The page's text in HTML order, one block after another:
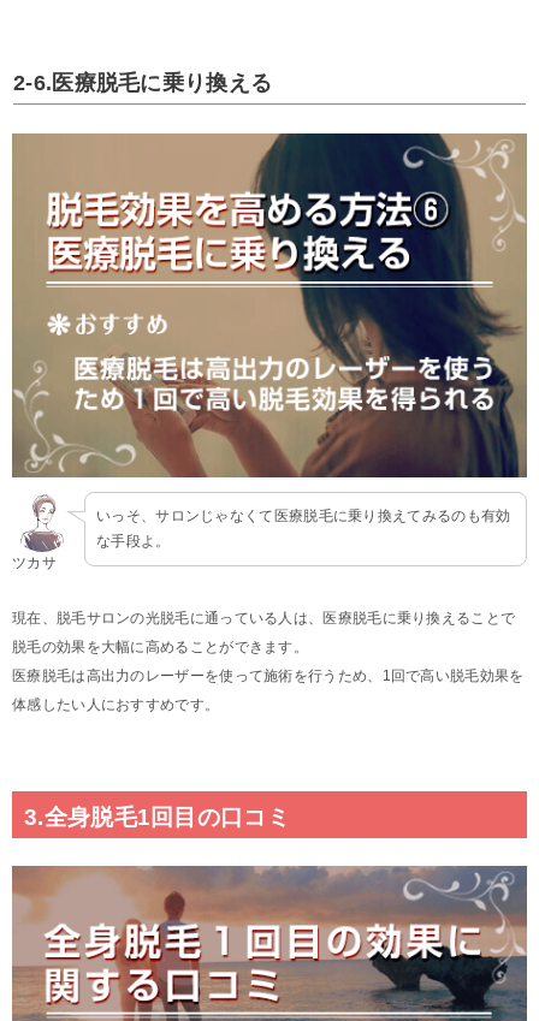
2-6.医療脱毛に乗り換える
ツカサ
いっそ、サロンじゃなくて医療脱毛に乗り換えてみるのも有効
な手段よ。
現在、脱毛サロンの光脱毛に通っている人は、医療脱毛に乗り換えることで
脱毛の効果を大幅に高めることができます。
医療脱毛は高出力のレーザーを使って施術を行うため、1回で高い脱毛効果を
体感したい人におすすめです。
3.全身脱毛1回目の口コミ